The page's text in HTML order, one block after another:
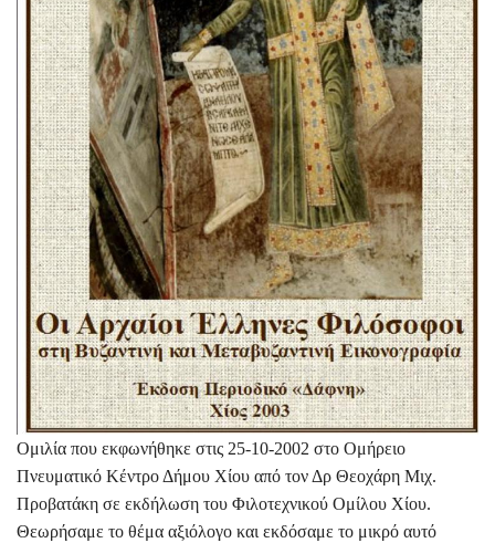
Ομιλία που εκφωνήθηκε στις 25-10-2002 στο Ομήρειο
Πνευματικό Κέντρο Δήμου Χίου από τον Δρ Θεοχάρη Μιχ.
Προβατάκη σε εκδήλωση του Φιλοτεχνικού Ομίλου Χίου.
Θεωρήσαμε το θέμα αξιόλογο και εκδόσαμε το μικρό αυτό